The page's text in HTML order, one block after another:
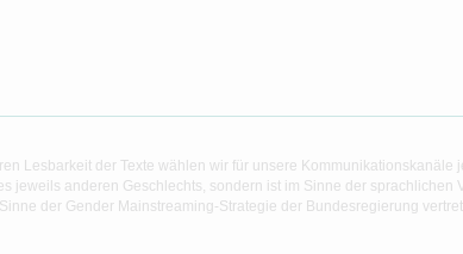
Lesbarkeit der Texte wählen wir für unsere
anderen Geschlechts, sondern ist im Sinne der
der Gender Mainstreaming-Strategie der Bundesregierung